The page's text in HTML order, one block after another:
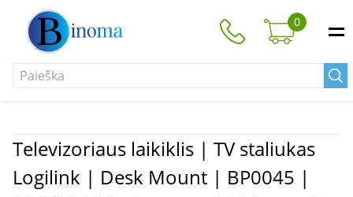
0
Televizoriaus laikiklis | TV staliukas
Logilink | Desk Mount | BP0045 |